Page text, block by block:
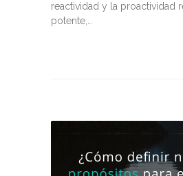
reactividad y la proactividad
potente,…